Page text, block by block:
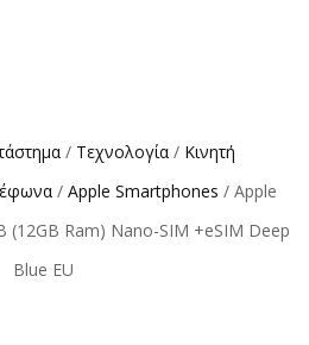
/ Τεχνολογία/ Κινητή
/ Apple Smartphones / Apple
(12GB Ram) Nano-SIM +eSIM Deep
Blue EU